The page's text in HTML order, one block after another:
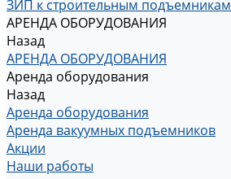
ЗИП к строительным подъемникам
АРЕНДА ОБОРУДОВАНИЯ
Назад
АРЕНДА ОБОРУДОВАНИЯ
Аренда оборудования
Назад
Аренда оборудования
Аренда вакуумных подъемников
Акции
Наши работы